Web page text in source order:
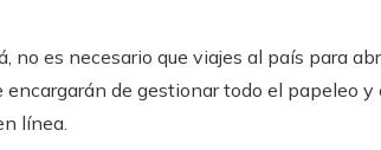
no es necesario que viajes al país para
de gestionar todo el papeleo y
línea.